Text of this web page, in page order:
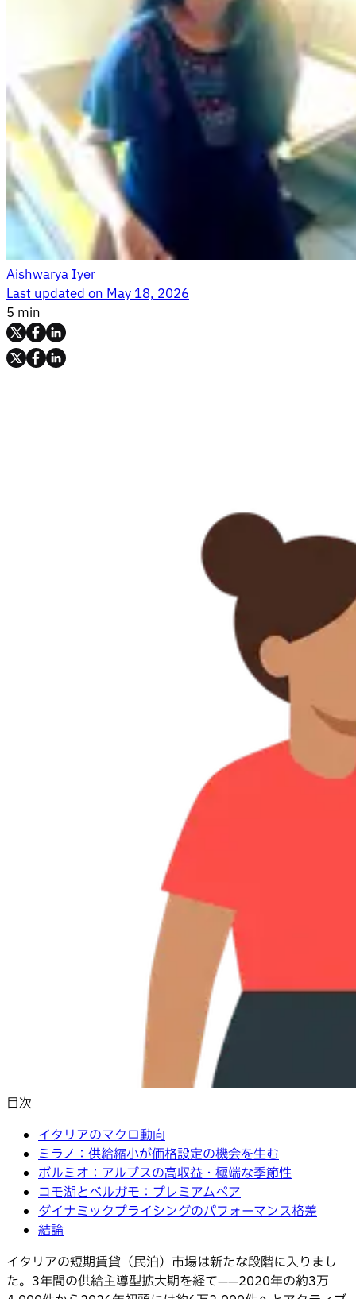
Aishwarya Iyer
Last updated onMay 18, 2026
5 min
目次
イタリアのマクロ動向
ミラノ：供給縮小が価格設定の機会を生む
ボルミオ：アルプスの高収益・極端な季節性
コモ湖とベルガモ：プレミアムペア
ダイナミックプライシングのパフォーマンス格差
結論
イタリアの短期賃貸（民泊）市場は新たな段階に入りまし
た。3年間の供給主導型拡大期を経て——2020年の約3万